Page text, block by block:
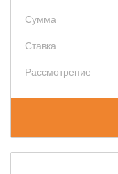
Сумма
Ставка
Рассмотрение